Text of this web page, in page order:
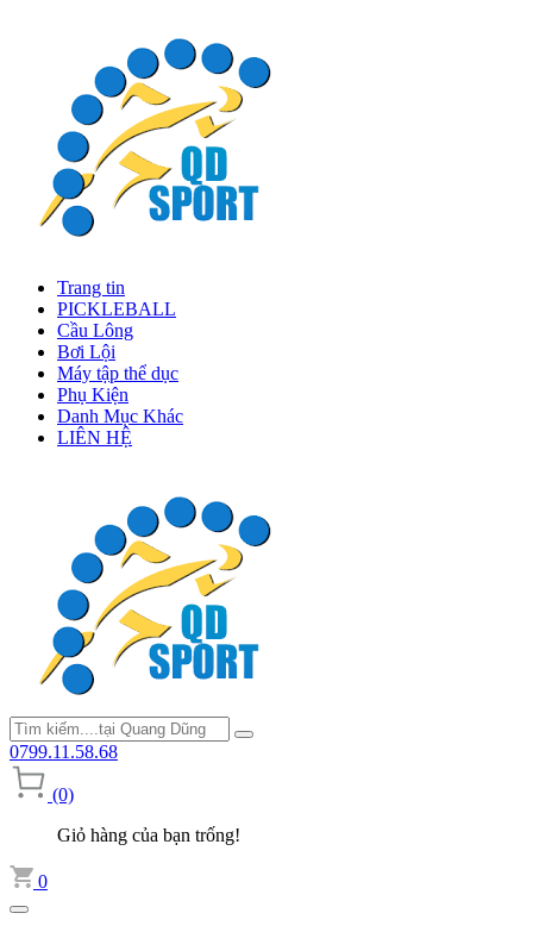
Trang tin
PICKLEBALL
Cầu Lông
Bơi Lội
Máy tập thể dục
Phụ Kiện
Danh Mục Khác
LIÊN HỆ
0799.11.58.68
(0)
Giỏ hàng của bạn trống!
0